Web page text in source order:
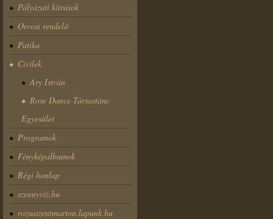
Pályázati kiírások
Orvosi rendelő
Patika
Civilek
Ary István
Rose Dance Társastánc
Egyesület
Programok
Fényképalbumok
Régi honlap
szennyvíz.hu
rozsaszentmarton.lapunk.hu